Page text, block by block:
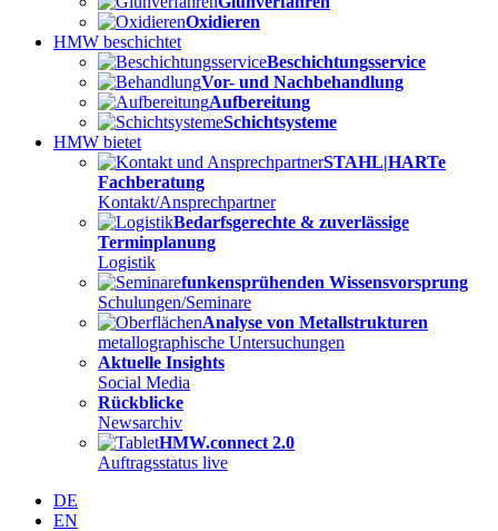
Oxidieren
HMW beschichtet
Beschichtungsservice
Vor- und Nachbehandlung
Aufbereitung
Schichtsysteme
HMW bietet
STAHL|HARTe
Fachberatung
Kontakt/Ansprechpartner
Bedarfsgerechte & zuverlässige
Terminplanung
Logistik
funkensprühenden Wissensvorsprung
Schulungen/Seminare
Analyse von Metallstrukturen
metallographische Untersuchungen
Aktuelle Insights
Social Media
Rückblicke
Newsarchiv
HMW.connect 2.0
Auftragsstatus live
DE
EN